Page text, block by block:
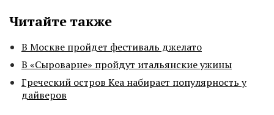
Читайте также
В Москве пройдет фестиваль джелато
В «Сыроварне» пройдут итальянские ужины
Греческий остров Кеа набирает популярность у
дайверов